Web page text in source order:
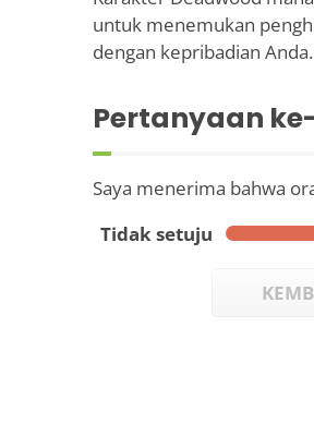
untuk menemukan
dengan kepribadian Anda.
Pertanyaan
Saya menerima bahwa
Tidak setuju